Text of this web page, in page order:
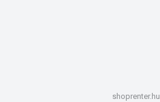
shoprenter.hu